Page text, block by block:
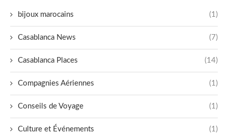
bijoux marocains (1)
Casablanca News (7)
Casablanca Places (14)
Compagnies Aériennes (1)
Conseils de Voyage (1)
Culture et Événements (1)